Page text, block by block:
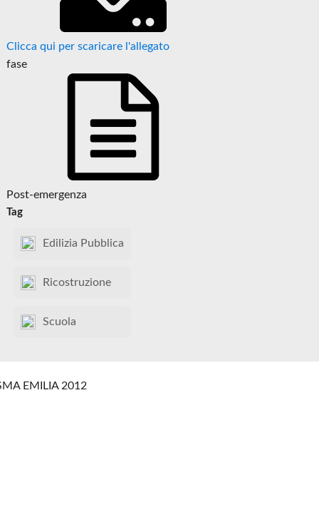
Clicca qui per scaricare l'allegato
fase
Post-emergenza
Tag
Edilizia Pubblica
Ricostruzione
Scuola
EMILIA 2012